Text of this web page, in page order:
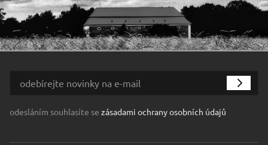
odesláním souhlasíte se zásadami ochrany osobních údajů